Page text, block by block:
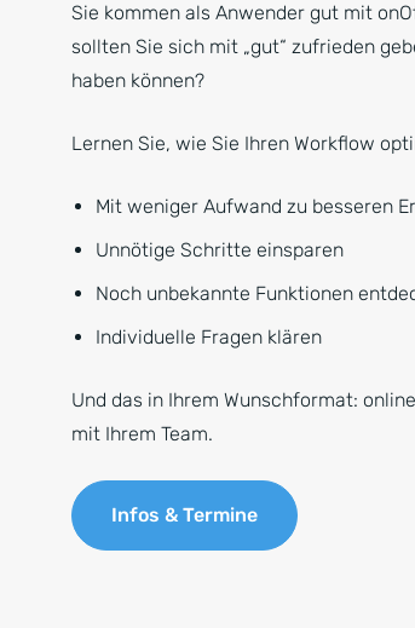
Sie kommen als Anwender gut mit
sollten Sie sich mit „gut“ zufrieden
haben können?
Lernen Sie, wie Sie Ihren Workflow
Mit weniger Aufwand zu besseren
Unnötige Schritte einsparen
Noch unbekannte Funktionen
Individuelle Fragen klären
Und das in Ihrem Wunschformat:
mit Ihrem Team.
Infos & Termine